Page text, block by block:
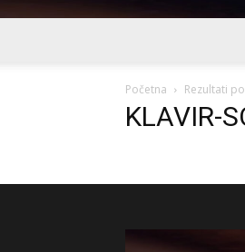
Početna Rezultati
KLAVIR-